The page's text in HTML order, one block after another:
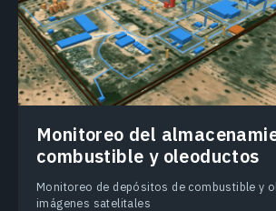
Monitoreo del
combustible y oleoductos
Monitoreo de depósitos de combustible y
imágenes satelitales